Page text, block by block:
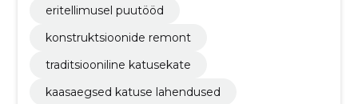
eritellimusel puutööd
konstruktsioonide remont
traditsiooniline katusekate
kaasaegsed katuse lahendused